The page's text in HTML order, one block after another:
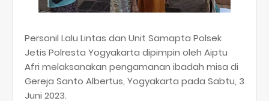
Personil Lalu Lintas dan Unit Samapta Polsek
Jetis Polresta Yogyakarta dipimpin oleh Aiptu
Afri melaksanakan pengamanan ibadah misa di
Gereja Santo Albertus, Yogyakarta pada Sabtu, 3
Juni 2023.